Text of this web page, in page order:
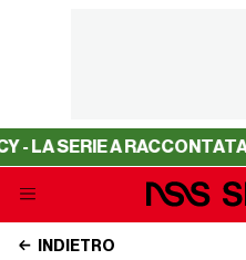
A RACCONTATA DA
INDIETRO